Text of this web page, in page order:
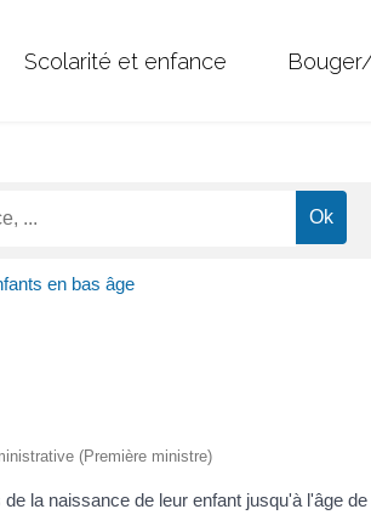
Scolarité et enfance
en bas âge
(Première ministre)
la naissance de leur enfant jusqu'à l'âge